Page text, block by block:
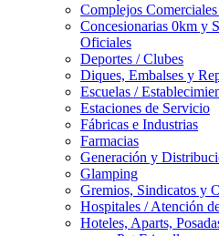
Complejos
Concesionarias 0km y
Oficiales
Deportes / Clubes
Diques, Embalses y
Escuelas /
Estaciones de Servicio
Fábricas e Industrias
Farmacias
Generación y
Glamping
Gremios, Sindicatos y
Hospitales / Atención
Hoteles, Aparts,